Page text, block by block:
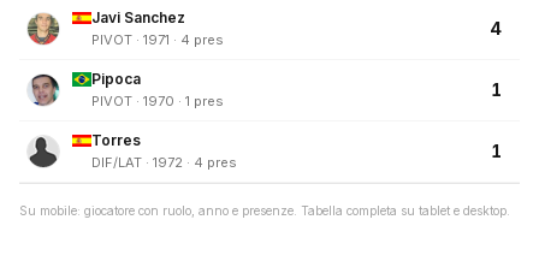
Javi Sanchez
PIVOT · 1971 · 4 pres
4
Pipoca
PIVOT · 1970 · 1 pres
1
Torres
DIF/LAT · 1972 · 4 pres
1
Su mobile: giocatore con ruolo, anno e presenze. Tabella completa su tablet e desktop.